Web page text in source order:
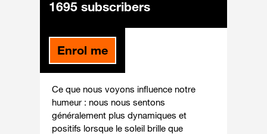
1695 subscribers
Enrol me
Ce que nous voyons influence notre
humeur : nous nous sentons
généralement plus dynamiques et
positifs lorsque le soleil brille que